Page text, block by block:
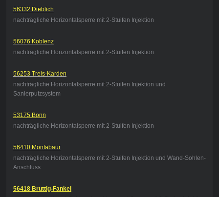
56332 Dieblich
nachträgliche Horizontalsperre mit 2-Stuifen Injektion
56076 Koblenz
nachträgliche Horizontalsperre mit 2-Stuifen Injektion
56253 Treis-Karden
nachträgliche Horizontalsperre mit 2-Stuifen Injektion und
Sanierputzsystem
53175 Bonn
nachträgliche Horizontalsperre mit 2-Stuifen Injektion
56410 Montabaur
nachträgliche Horizontalsperre mit 2-Stuifen Injektion und Wand-Sohlen-
Anschluss
56418 Bruttig-Fankel